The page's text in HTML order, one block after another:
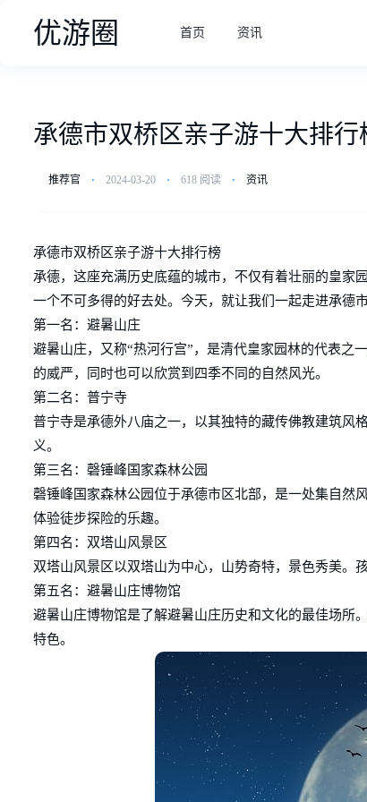
优游圈 首页 资讯
承德市双桥区亲子游十大排行
推荐官 ⋅ 2024-03-20 ⋅ 618 阅读 ⋅ 资讯
承德市双桥区亲子游十大排行榜
承德，这座充满历史底蕴的城市，不仅有着壮丽的皇家
一个不可多得的好去处。今天，就让我们一起走进承德
第一名：避暑山庄
避暑山庄，又称“热河行宫”，是清代皇家园林的代表之
的威严，同时也可以欣赏到四季不同的自然风光。
第二名：普宁寺
普宁寺是承德外八庙之一，以其独特的藏传佛教建筑风
义。
第三名：磬锤峰国家森林公园
磬锤峰国家森林公园位于承德市区北部，是一处集自然
体验徒步探险的乐趣。
第四名：双塔山风景区
双塔山风景区以双塔山为中心，山势奇特，景色秀美。
第五名：避暑山庄博物馆
避暑山庄博物馆是了解避暑山庄历史和文化的最佳场所
特色。